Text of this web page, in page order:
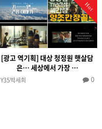
Hot
[광고 역기획] 대상 청정원 햇살담
은… 세상에서 가장 …
Y35박세희 0